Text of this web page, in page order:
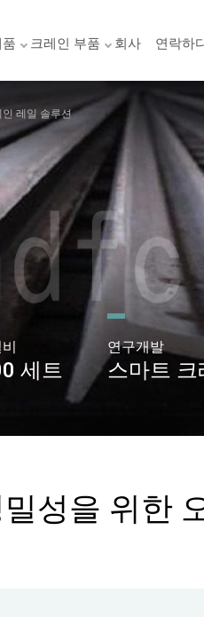
크레인 부품 회사 연락하
레일 솔루션
세트
연구개발
스마트
성을 위한